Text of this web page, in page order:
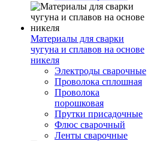
Материалы для сварки
чугуна и сплавов на основе
никеля
Электроды сварочные
Проволока сплошная
Проволока
порошковая
Прутки присадочные
Флюс сварочный
Ленты сварочные